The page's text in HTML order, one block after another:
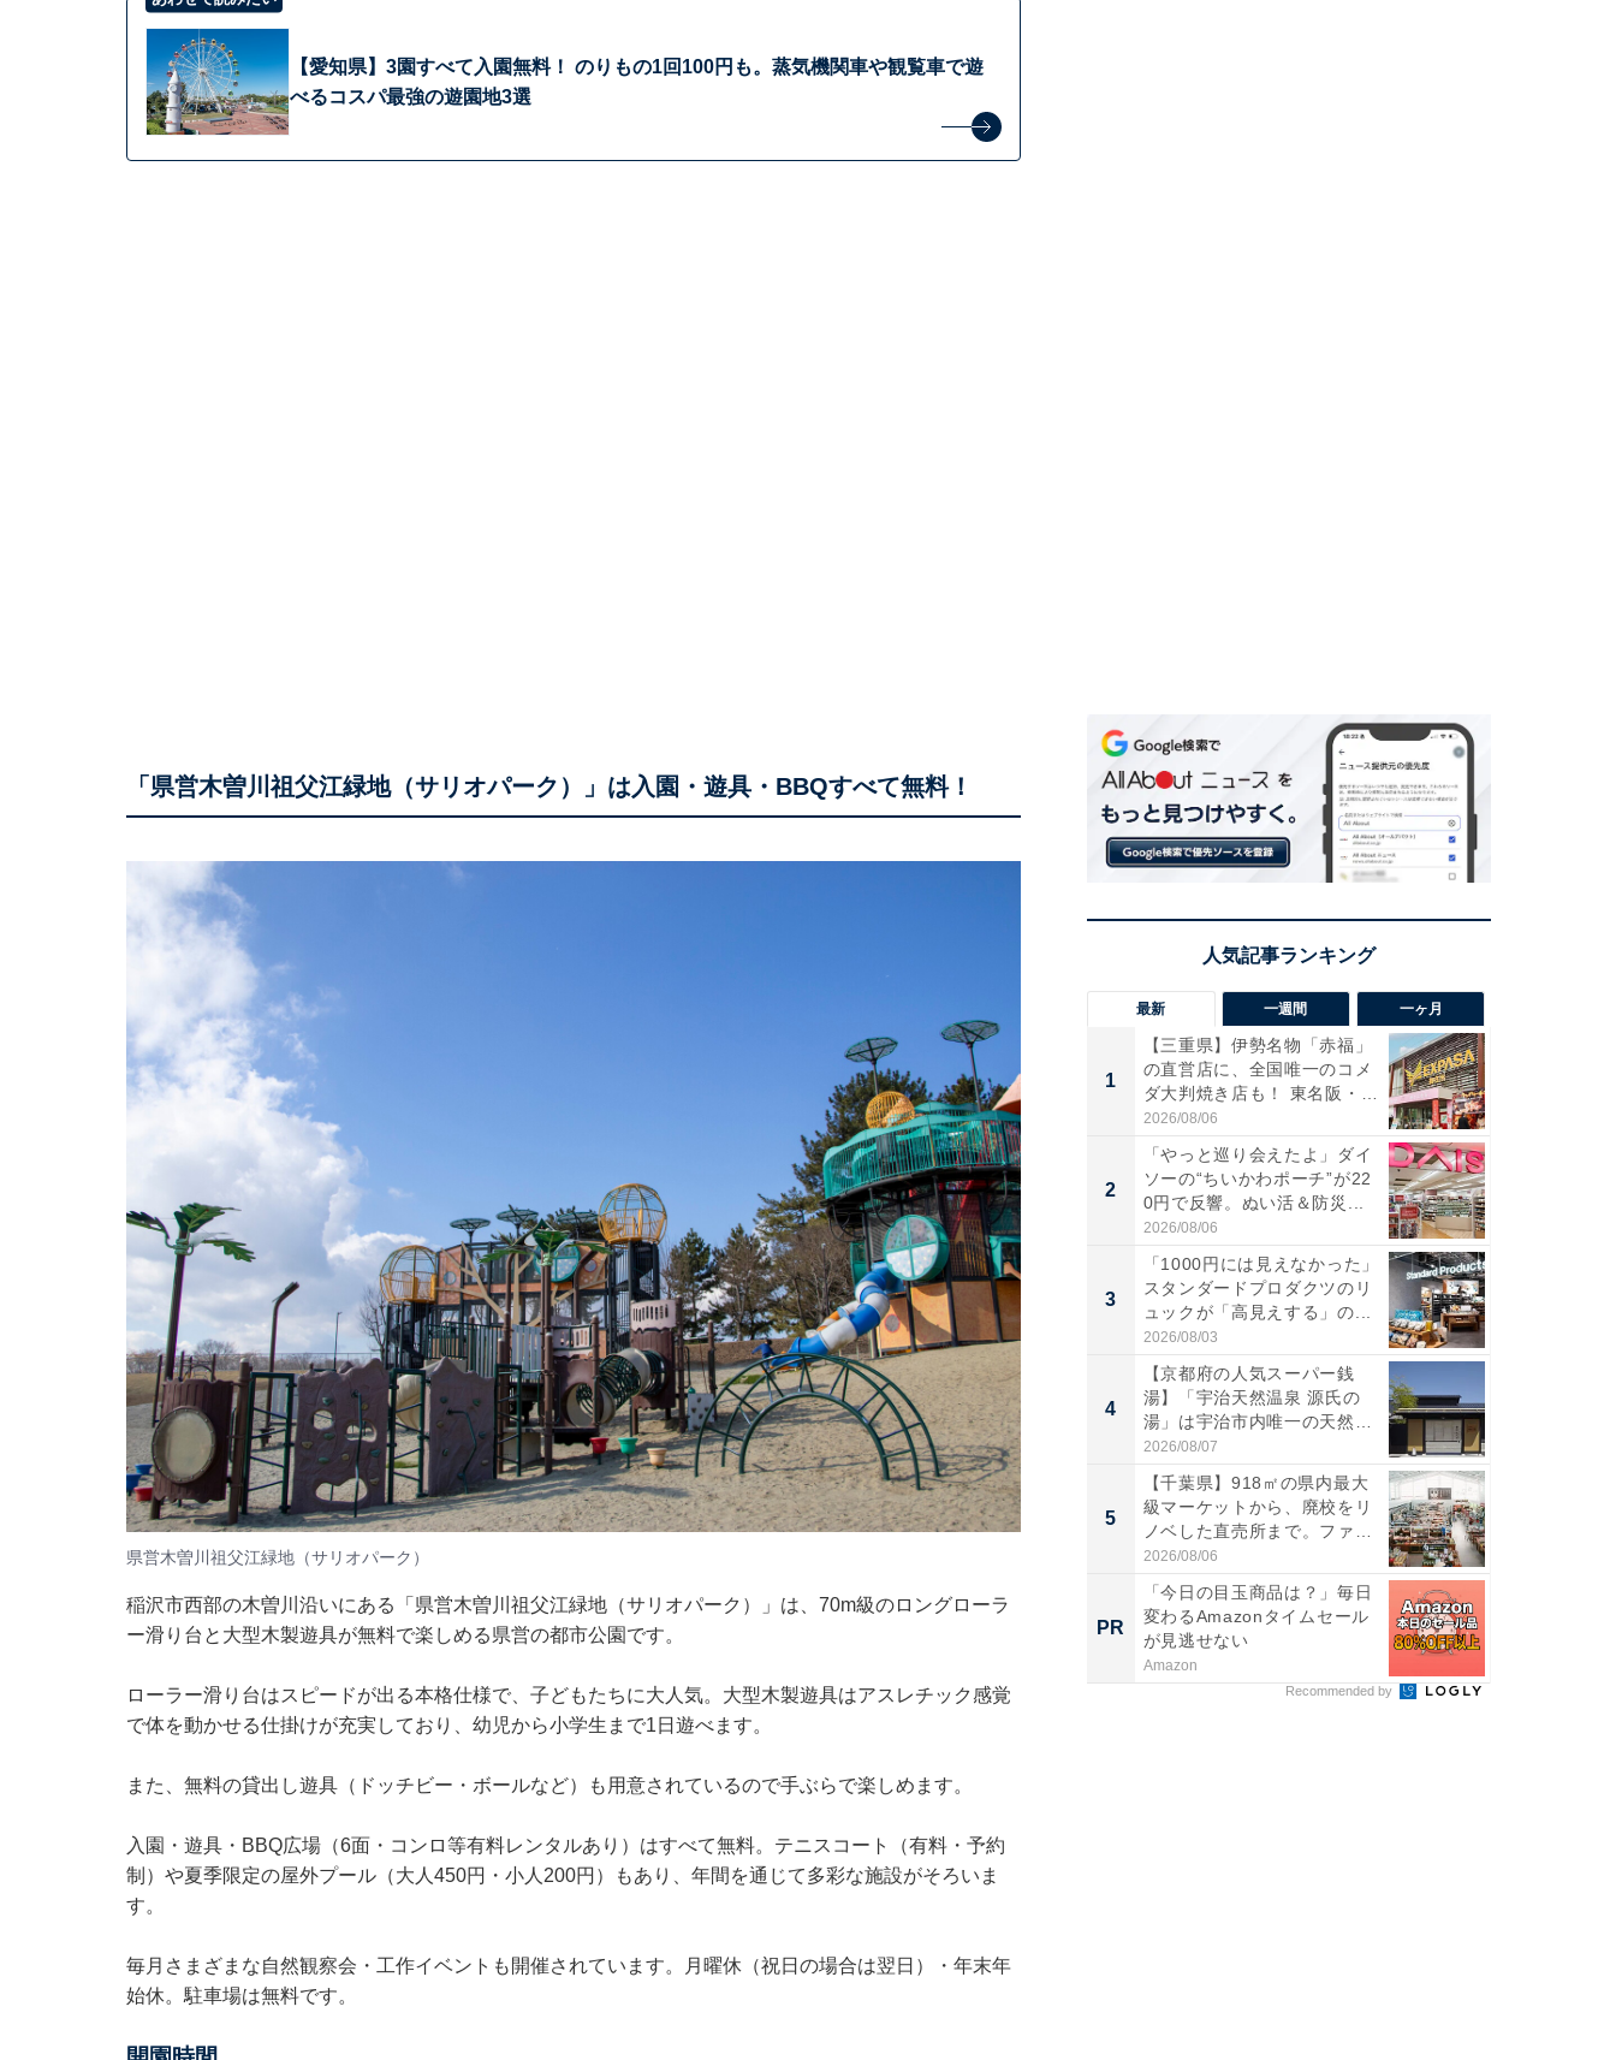
【愛知県】3園すべて入園無料！ のりもの1回100円も。蒸気機関車や観覧車で遊
べるコスパ最強の遊園地3選
「県営木曽川祖父江緑地（サリオパーク）」は入園・遊具・BBQすべて無料！
県営木曽川祖父江緑地（サリオパーク）
稲沢市西部の木曽川沿いにある「県営木曽川祖父江緑地（サリオパーク）」は、70m級のロングローラ
ー滑り台と大型木製遊具が無料で楽しめる県営の都市公園です。
ローラー滑り台はスピードが出る本格仕様で、子どもたちに大人気。大型木製遊具はアスレチック感覚
で体を動かせる仕掛けが充実しており、幼児から小学生まで1日遊べます。
また、無料の貸出し遊具（ドッチビー・ボールなど）も用意されているので手ぶらで楽しめます。
入園・遊具・BBQ広場（6面・コンロ等有料レンタルあり）はすべて無料。テニスコート（有料・予約
制）や夏季限定の屋外プール（大人450円・小人200円）もあり、年間を通じて多彩な施設がそろいま
す。
毎月さまざまな自然観察会・工作イベントも開催されています。月曜休（祝日の場合は翌日）・年末年
始休。駐車場は無料です。
最新 一週間 一ヶ月
1
【三重県】伊勢名物「赤福」
の直営店に、全国唯一のコメ
ダ大判焼き店も！ 東名阪・
伊...
2026/08/06
2
「やっと巡り会えたよ」ダイ
ソーの“ちいかわポーチ”が22
0円で反響。ぬい活＆防災...
2026/08/06
3
「1000円には見えなかった」
スタンダードプロダクツのリ
ュックが「高見えする」の...
2026/08/03
4
【京都府の人気スーパー銭
湯】「宇治天然温泉 源氏の
湯」は宇治市内唯一の天然温
泉と...
2026/08/07
5
【千葉県】918㎡の県内最大
級マーケットから、廃校をリ
ノベした直売所まで。ファ
ー...
2026/08/06
PR
「今日の目玉商品は？」毎日
変わるAmazonタイムセール
が見逃せない
Amazon
Recommended by